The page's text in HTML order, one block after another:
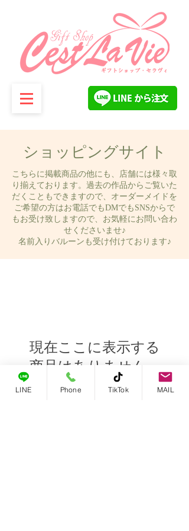
ショッピングサイト
こちらに掲載商品の他にも、店舗には様々取
り揃えております。過去の作品からご覧いた
だくこともできますので、オーダーメイドを
ご希望の方はお電話でもDMでもSNSからで
もお受け致しますので、お気軽にお問い合わ
せくださいませ♪
名前入りバルーンも受け付けております♪
現在ここに表示する
商品はありません。
LINE Phone TikTok MAIL